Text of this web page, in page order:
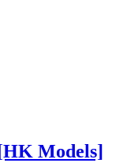
Models]